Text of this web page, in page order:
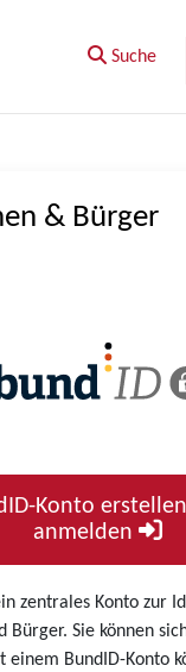
Suche
& Bürger
Konto
anmelden
zentrales Konto zur
Bürger. Sie können
BundID-Konto